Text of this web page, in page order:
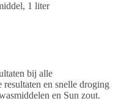
1 liter
bij alle
en snelle droging
en Sun zout.